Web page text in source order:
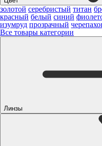
золотой серебристый титан
красный белый синий
изумруд прозрачный
Все товары категории
Линзы